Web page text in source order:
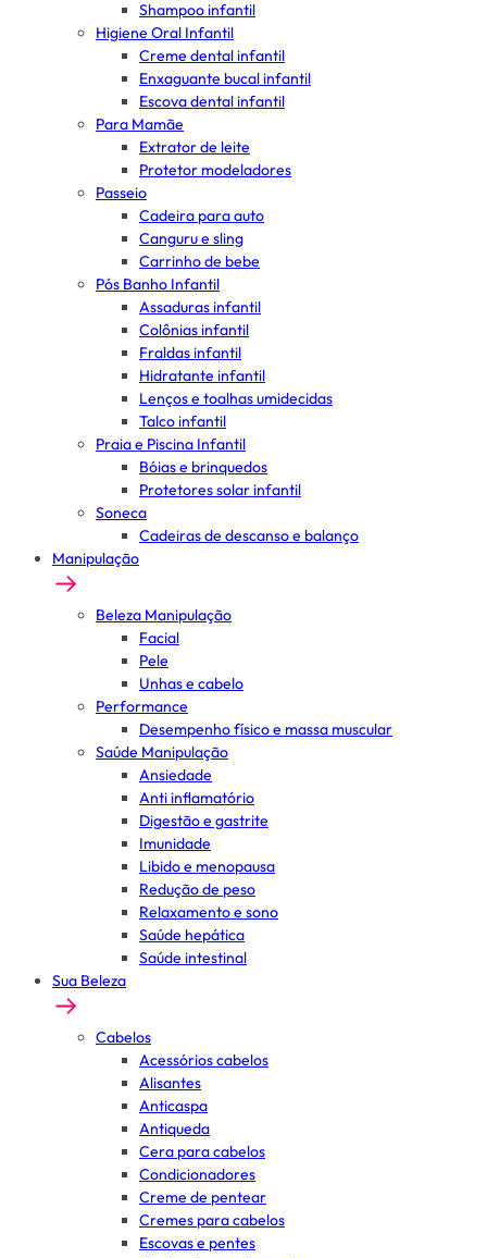
Shampoo infantil
Higiene Oral Infantil
Creme dental infantil
Enxaguante bucal infantil
Escova dental infantil
Para Mamãe
Extrator de leite
Protetor modeladores
Passeio
Cadeira para auto
Canguru e sling
Carrinho de bebe
Pós Banho Infantil
Assaduras infantil
Colônias infantil
Fraldas infantil
Hidratante infantil
Lenços e toalhas umidecidas
Talco infantil
Praia e Piscina Infantil
Bóias e brinquedos
Protetores solar infantil
Soneca
Cadeiras de descanso e balanço
Manipulação
Beleza Manipulação
Facial
Pele
Unhas e cabelo
Performance
Desempenho físico e massa muscular
Saúde Manipulação
Ansiedade
Anti inflamatório
Digestão e gastrite
Imunidade
Libido e menopausa
Redução de peso
Relaxamento e sono
Saúde hepática
Saúde intestinal
Sua Beleza
Cabelos
Acessórios cabelos
Alisantes
Anticaspa
Antiqueda
Cera para cabelos
Condicionadores
Creme de pentear
Cremes para cabelos
Escovas e pentes